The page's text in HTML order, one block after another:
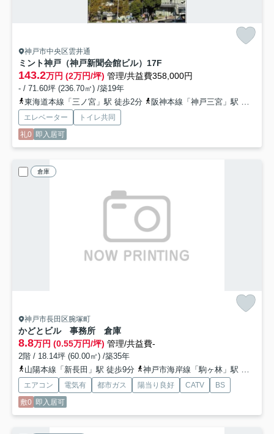
神戸市中央区雲井通
ミント神戸（神戸新聞会館ビル） 17F
143.2万円 (2万円/坪) 管理/共益費358,000円
- / 71.60坪 (236.70㎡) /築19年
東海道本線「三ノ宮」駅 徒歩2分
阪神本線「神戸三宮」駅 徒歩2分
エレベーター
トイレ共同
礼0 即入居可
倉庫
神戸市長田区腕塚町
かどとビル 事務所 倉庫
8.8万円 (0.55万円/坪) 管理/共益費-
2階 / 18.14坪 (60.00㎡) /築35年
山陽本線「新長田」駅 徒歩9分
神戸市海岸線「駒ヶ林」駅 徒歩11分
エアコン 電気有 都市ガス 陽当り良好 CATV
BS
敷0 即入居可